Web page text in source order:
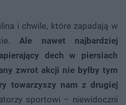
i chwile, które zapadają w
Ale nawet najbardziej
dech w piersiach
zwrot akcji nie byłby tym
towarzyszy nam z drugiej
sportowi – niewidoczni